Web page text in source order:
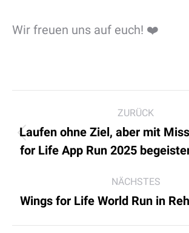
Wir freuen uns auf euch! ❤️
ZURÜCK
Beitrag:
Laufen ohne Ziel, aber mit
for Life App Run 2025
NÄCHSTES
Nächster
Wings for Life World Run in